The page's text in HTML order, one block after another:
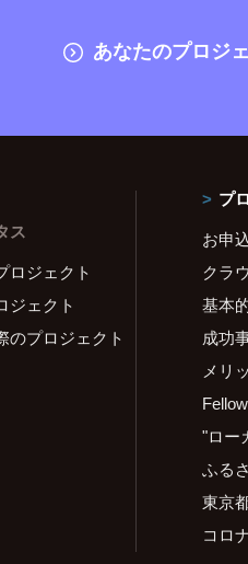
あなたのプロジ
ス
ロジェクト
ジェクト
のプロジェクト
プ
お申
クラ
基本
成功
メリ
"ロー
ふる
東京
コロ